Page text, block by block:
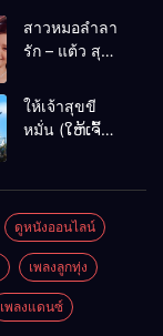
สาวหมอลำลา
รัก – แต้ว สุ
ให้เจ้าสุขขี
หมั่น (ໃຫ້ເຈົ້າ
ดูหนังออนไลน์
เพลงลูกทุ่ง
เพลงแดนซ์